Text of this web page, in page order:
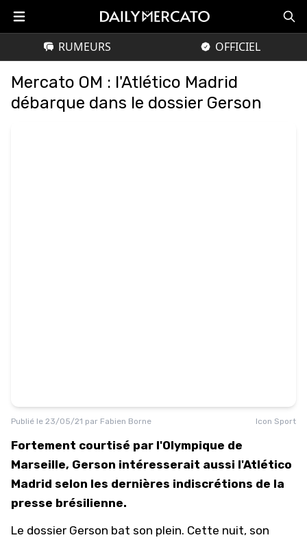
RUMEURS OFFICIEL
Mercato OM : l'Atlético Madrid
débarque dans le dossier Gerson
Publié le 23/05/21 par Fabien Borne Icon Sport
Fortement courtisé par l'Olympique de
Marseille, Gerson intéresserait aussi l'Atlético
Madrid selon les dernières indiscrétions de la
presse brésilienne.
Le dossier Gerson bat son plein. Cette nuit, son